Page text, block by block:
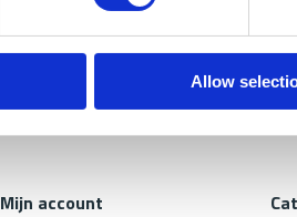
Allow
info@gearpoint.nl
Mijn account